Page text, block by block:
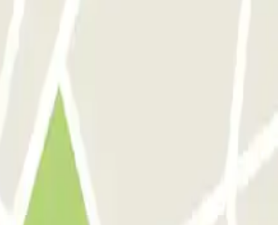
le parking